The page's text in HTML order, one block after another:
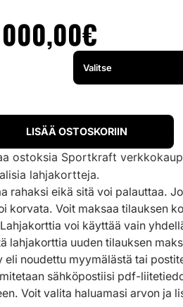
€
LISÄÄ OSTOSKORIIN
ostoksia Sportkraft
lahjakortteja.
rahaksi eikä sitä voi palauttaa.
korvata. Voit maksaa tilauksen
voi käyttää vain
lahjakorttia uuden tilauksen
eli noudettu myymälästä tai
sähköpostiisi pdf-
Voit valita haluamasi arvon ja